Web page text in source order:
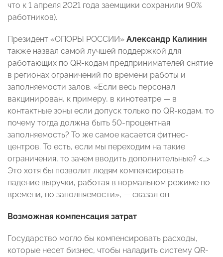
что к 1 апреля 2021 года заемщики сохранили 90%
работников).
Президент «ОПОРЫ РОССИИ» Александр Калинин
также назвал самой лучшей поддержкой для
работающих по QR-кодам предпринимателей снятие
в регионах ограничений по времени работы и
заполняемости залов. «Если весь персонал
вакцинирован, к примеру, в кинотеатре — в
контактные зоны если допуск только по QR-кодам, то
почему тогда должна быть 50-процентная
заполняемость? То же самое касается фитнес-
центров. То есть, если мы переходим на такие
ограничения, то зачем вводить дополнительные? <…>
Это хотя бы позволит людям компенсировать
падение выручки, работая в нормальном режиме по
времени, по заполняемости», — сказал он.
Возможная компенсация затрат
Государство могло бы компенсировать расходы,
которые несет бизнес, чтобы наладить систему QR-